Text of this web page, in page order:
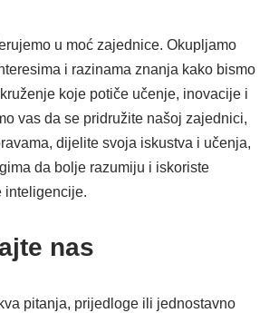
u moć zajednice. Okupljamo
i razinama znanja kako bismo
koje potiče učenje, inovacije i
vas da se pridružite našoj zajednici,
dijelite svoja iskustva i učenja,
da bolje razumiju i iskoriste
inteligencije.
nas
pitanja, prijedloge ili jednostavno